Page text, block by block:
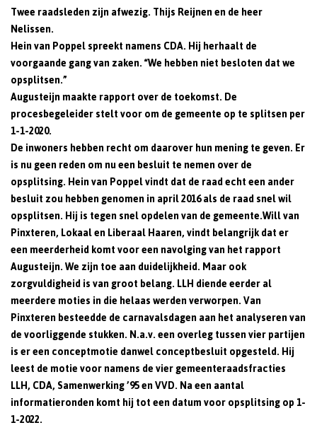
Twee raadsleden zijn afwezig. Thijs Reijnen en de heer
Nelissen.
Hein van Poppel spreekt namens CDA. Hij herhaalt de
voorgaande gang van zaken. “We hebben niet besloten dat we
opsplitsen.”
Augusteijn maakte rapport over de toekomst. De
procesbegeleider stelt voor om de gemeente op te splitsen per
1-1-2020.
De inwoners hebben recht om daarover hun mening te geven. Er
is nu geen reden om nu een besluit te nemen over de
opsplitsing. Hein van Poppel vindt dat de raad echt een ander
besluit zou hebben genomen in april 2016 als de raad snel wil
opsplitsen. Hij is tegen snel opdelen van de gemeente.Will van
Pinxteren, Lokaal en Liberaal Haaren, vindt belangrijk dat er
een meerderheid komt voor een navolging van het rapport
Augusteijn. We zijn toe aan duidelijkheid. Maar ook
zorgvuldigheid is van groot belang. LLH diende eerder al
meerdere moties in die helaas werden verworpen. Van
Pinxteren besteedde de carnavalsdagen aan het analyseren van
de voorliggende stukken. N.a.v. een overleg tussen vier partijen
is er een conceptmotie danwel conceptbesluit opgesteld. Hij
leest de motie voor namens de vier gemeenteraadsfracties
LLH, CDA, Samenwerking ’95 en VVD. Na een aantal
informatieronden komt hij tot een datum voor opsplitsing op 1-
1-2022.